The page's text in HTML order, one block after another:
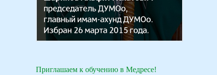
Приглашаем к обучению в Медресе!